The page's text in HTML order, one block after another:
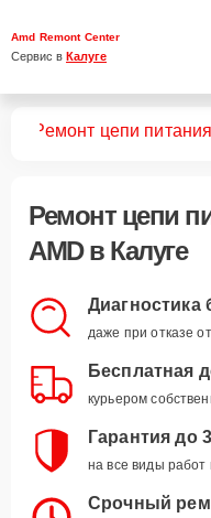
Amd Remont Center
Сервис в Калуге
Ремонт цепи питания
Ремонт цепи
AMD в Калуге
Диагностика
даже при отказе
Бесплатная
курьером
Гарантия до
на все виды работ
Срочный